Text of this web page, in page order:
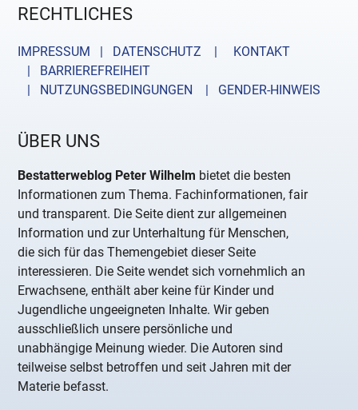
RECHTLICHES
IMPRESSUM | DATENSCHUTZ |
KONTAKT
| BARRIEREFREIHEIT
| NUTZUNGSBEDINGUNGEN
| GENDER-HINWEIS
ÜBER UNS
Bestatterweblog Peter Wilhelm bietet die besten
Informationen zum Thema. Fachinformationen, fair
und transparent. Die Seite dient zur allgemeinen
Information und zur Unterhaltung für Menschen,
die sich für das Themengebiet dieser Seite
interessieren. Die Seite wendet sich vornehmlich an
Erwachsene, enthält aber keine für Kinder und
Jugendliche ungeeigneten Inhalte. Wir geben
ausschließlich unsere persönliche und
unabhängige Meinung wieder. Die Autoren sind
teilweise selbst betroffen und seit Jahren mit der
Materie befasst.